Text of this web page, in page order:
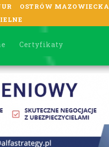
OSTRÓW MAZOWIECKA
Certyfikaty